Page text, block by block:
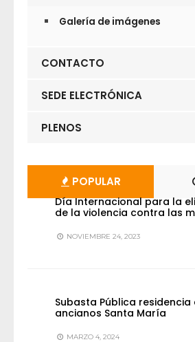
Galería de imágenes
CONTACTO
SEDE ELECTRÓNICA
PLENOS
POPULAR
Día Internacional para la
de la violencia contra las
NOVIEMBRE 24, 2023
Subasta Pública residencia
ancianos Santa María
MARZO 4, 2024